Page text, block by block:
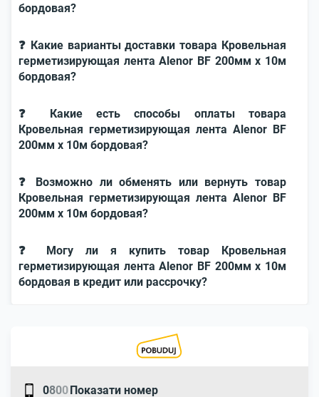
бордовая?
❓ Какие варианты доставки товара Кровельная
герметизирующая лента Alenor BF 200мм x 10м
бордовая?
❓ Какие есть способы оплаты товара
Кровельная герметизирующая лента Alenor BF
200мм x 10м бордовая?
❓ Возможно ли обменять или вернуть товар
Кровельная герметизирующая лента Alenor BF
200мм x 10м бордовая?
❓ Могу ли я купить товар Кровельная
герметизирующая лента Alenor BF 200мм x 10м
бордовая в кредит или рассрочку?
0800Показати номер